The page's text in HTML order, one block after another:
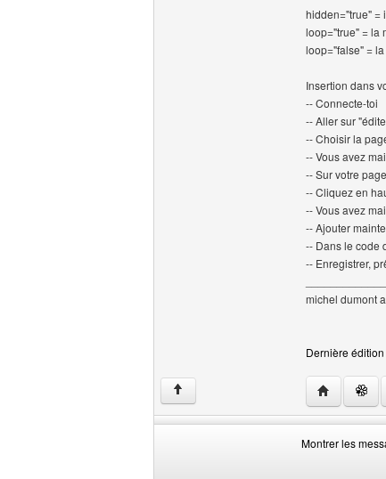
hidden="true" =
loop="true" = la
loop="false" =
Insertion dans
-- Connecte-toi
-- Aller sur
-- Choisir la
-- Vous avez
-- Sur votre
-- Cliquez en
-- Vous avez
-- Ajouter
-- Dans le code
-- Enregistrer,
michel dumont
Dernière
↑ Visiter le
Montrer les